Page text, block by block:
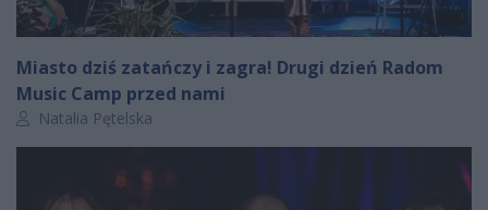
Miasto dziś zatańczy i zagra! Drugi dzień Radom
Music Camp przed nami
Autor artykułu:
Natalia Pętelska